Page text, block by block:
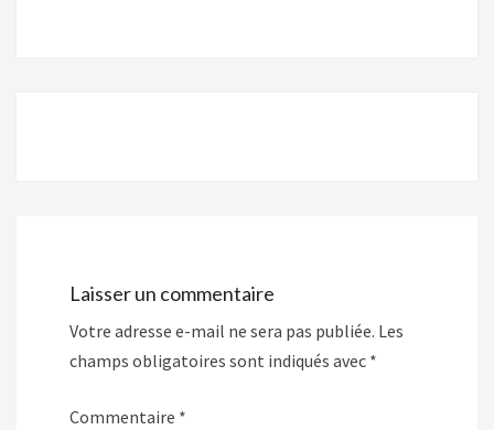
Laisser un commentaire
Votre adresse e-mail ne sera pas publiée. Les
champs obligatoires sont indiqués avec *
Commentaire *